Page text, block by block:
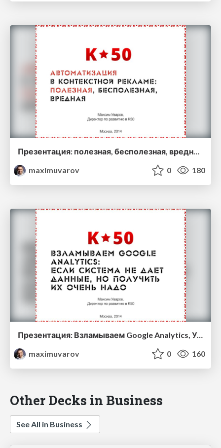
Презентация: полезная, бесполезная, вредная автоматизация. Максим Уваров, Riw 2014
maximuvarov
0 180
Презентация: Взламываем Google Analytics, Уваров Максим, GoAnalytics, 2014
maximuvarov
0 160
Other Decks in Business
See All in Business